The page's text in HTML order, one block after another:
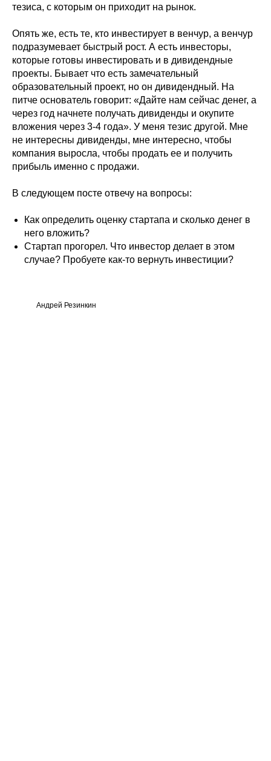
тезиса, с которым он приходит на рынок.
Опять же, есть те, кто инвестирует в венчур, а венчур
подразумевает быстрый рост. А есть инвесторы,
которые готовы инвестировать и в дивидендные
проекты. Бывает что есть замечательный
образовательный проект, но он дивидендный. На
питче основатель говорит: «Дайте нам сейчас денег, а
через год начнете получать дивиденды и окупите
вложения через 3-4 года». У меня тезис другой. Мне
не интересны дивиденды, мне интересно, чтобы
компания выросла, чтобы продать ее и получить
прибыль именно с продажи.
В следующем посте отвечу на вопросы:
Как определить оценку стартапа и сколько денег в
него вложить?
Стартап прогорел. Что инвестор делает в этом
случае? Пробуете как-то вернуть инвестиции?
Андрей Резинкин